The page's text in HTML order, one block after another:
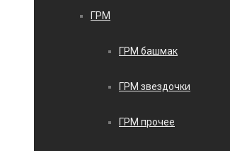
ГРМ
ГРМ башмак
ГРМ звездочки
ГРМ прочее